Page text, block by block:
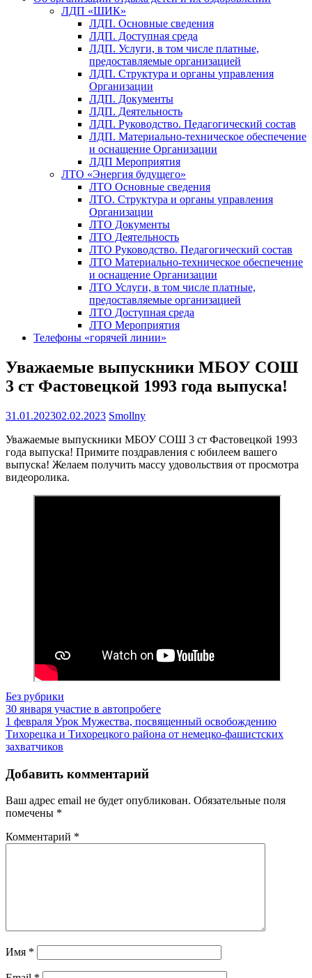
ЛДП «ШИК»
ЛДП. Основные сведения
ЛДП. Доступная среда
ЛДП. Услуги, в том числе платные,
предоставляемые организацией
ЛДП. Структура и органы управления
Организации
ЛДП. Документы
ЛДП. Деятельность
ЛДП. Руководство. Педагогический состав
ЛДП. Материально-техническое обеспечение
и оснащение Организации
ЛДП Мероприятия
ЛТО «Энергия будущего»
ЛТО Основные сведения
ЛТО. Структура и органы управления
Организации
ЛТО Документы
ЛТО Деятельность
ЛТО Руководство. Педагогический состав
ЛТО Материально-техническое обеспечение
и оснащение Организации
ЛТО Услуги, в том числе платные,
предоставляемые организацией
ЛТО Доступная среда
ЛТО Мероприятия
Телефоны «горячей линии»
Уважаемые выпускники МБОУ СОШ
3 ст Фастовецкой 1993 года выпуска!
31.01.202302.02.2023 Smollny
Уважаемые выпускники МБОУ СОШ 3 ст Фастовецкой 1993
года выпуска! Примите поздравления с юбилеем вашего
выпуска! Желаем получить массу удовольствия от просмотра
видеоролика.
Без рубрики
Навигация
по
записям
30 января участие в автопробеге
1 февраля Урок Мужества, посвященный освобождению
Тихорецка и Тихорецкого района от немецко-фашистских
захватчиков
Добавить комментарий
Ваш адрес email не будет опубликован. Обязательные поля
помечены *
Комментарий *
Имя *